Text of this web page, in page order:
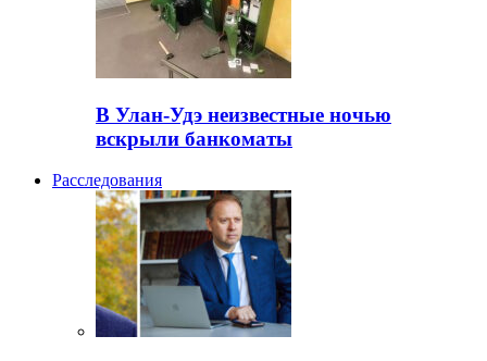
В Улан-Удэ неизвестные ночью
вскрыли банкоматы
Расследования